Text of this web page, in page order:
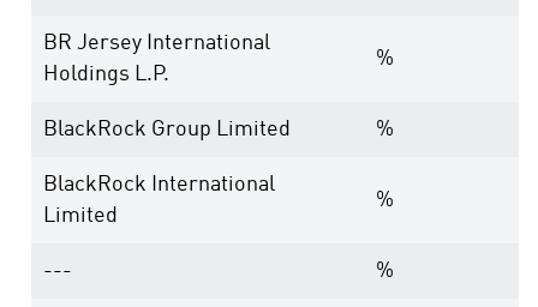
BR Jersey International
Holdings L.P.
%
BlackRock Group Limited %
BlackRock International
Limited
%
--- %